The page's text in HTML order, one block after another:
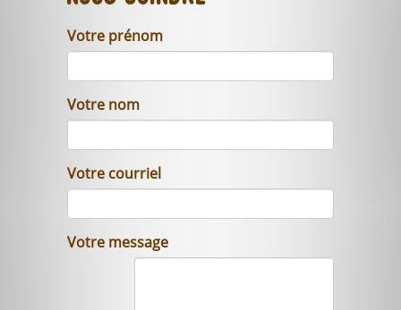
Votre prénom
Votre nom
Votre courriel
Votre message